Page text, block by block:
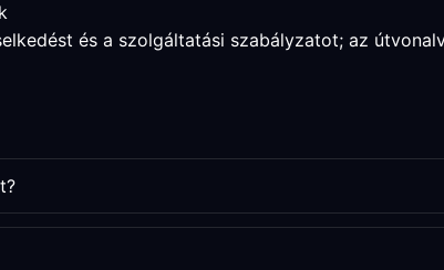
és a szolgáltatási szabályzatot; az